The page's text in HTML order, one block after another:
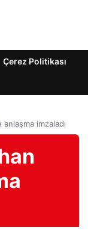
Çerez Politikası
imzaladı